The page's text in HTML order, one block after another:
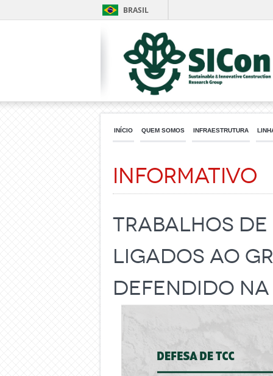
BRASIL
INÍCIO QUEM SOMOS INFRAESTRUTURA
Informativo
Trabalhos de
ligados ao
defendido na